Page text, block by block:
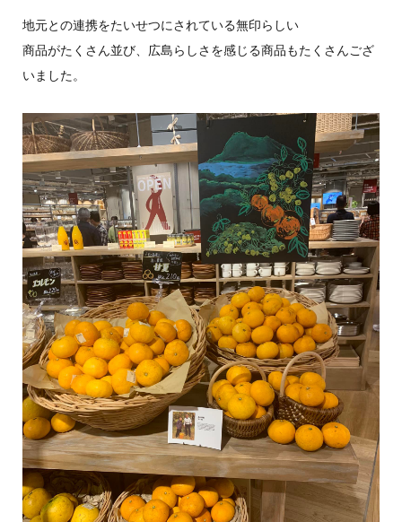
地元との連携をたいせつにされている無印らしい
商品がたくさん並び、広島らしさを感じる商品もたくさんござ
いました。